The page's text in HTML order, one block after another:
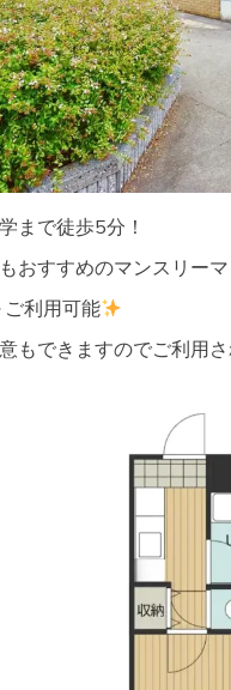
まで徒歩5分！
おすすめのマンスリー
利用可能
もできますのでご利用